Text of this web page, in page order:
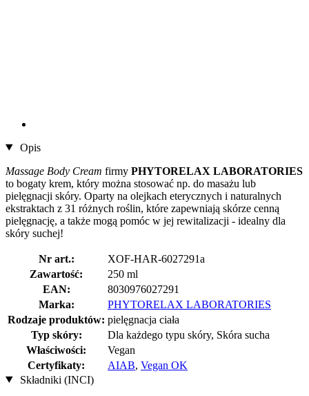
Opis
Massage Body Cream firmy PHYTORELAX LABORATORIES
to bogaty krem, który można stosować np. do masażu lub
pielęgnacji skóry. Oparty na olejkach eterycznych i naturalnych
ekstraktach z 31 różnych roślin, które zapewniają skórze cenną
pielęgnację, a także mogą pomóc w jej rewitalizacji - idealny dla
skóry suchej!
Nr art.:
XOF-HAR-6027291a
Zawartość:
250 ml
EAN:
8030976027291
Marka:
PHYTORELAX LABORATORIES
Rodzaje produktów: pielęgnacja ciała
Typ skóry:
Dla każdego typu skóry, Skóra sucha
Właściwości:
Vegan
Certyfikaty:
AIAB, Vegan OK
Składniki (INCI)